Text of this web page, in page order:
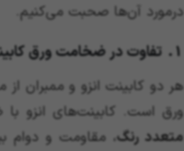
درمورد آن‌ها صحبت می‌کنیم.
1. تفاوت در ضخامت ورق کابینت‌ انزو و ممبران
هر دو کابینت انزو و ممبران از
ورق است. کابینت‌های انزو
متعدد رنگ، مقاومت و دوام